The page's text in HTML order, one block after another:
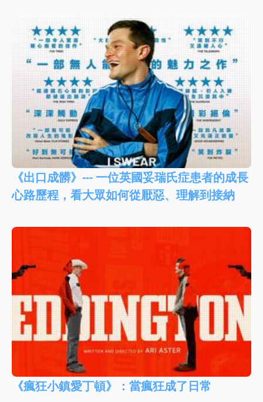
《出口成髒》--- 一位英國妥瑞氏症患者的成長
心路歷程，看大眾如何從厭惡、理解到接納
《瘋狂小鎮愛丁頓》：當瘋狂成了日常